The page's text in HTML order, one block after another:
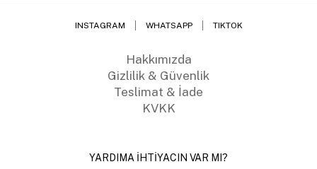
INSTAGRAM WHATSAPP TIKTOK
Hakkımızda
Gizlilik & Güvenlik
Teslimat & İade
KVKK
YARDIMA İHTİYACIN VAR MI?